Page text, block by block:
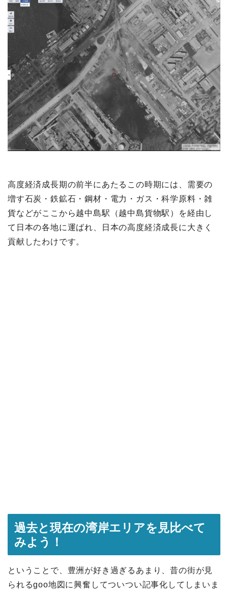
高度経済成長期の前半にあたるこの時期には、需要の
増す石炭・鉄鉱石・鋼材・電力・ガス・科学原料・雑
貨などがここから越中島駅（越中島貨物駅）を経由し
て日本の各地に運ばれ、日本の高度経済成長に大きく
貢献したわけです。
過去と現在の湾岸エリアを見比べて
みよう！
ということで、豊洲が好き過ぎるあまり、昔の街が見
られるgoo地図に興奮してついつい記事化してしまいま